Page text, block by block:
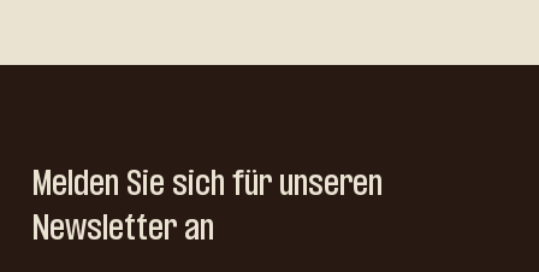
Melden Sie sich für unseren
Newsletter an